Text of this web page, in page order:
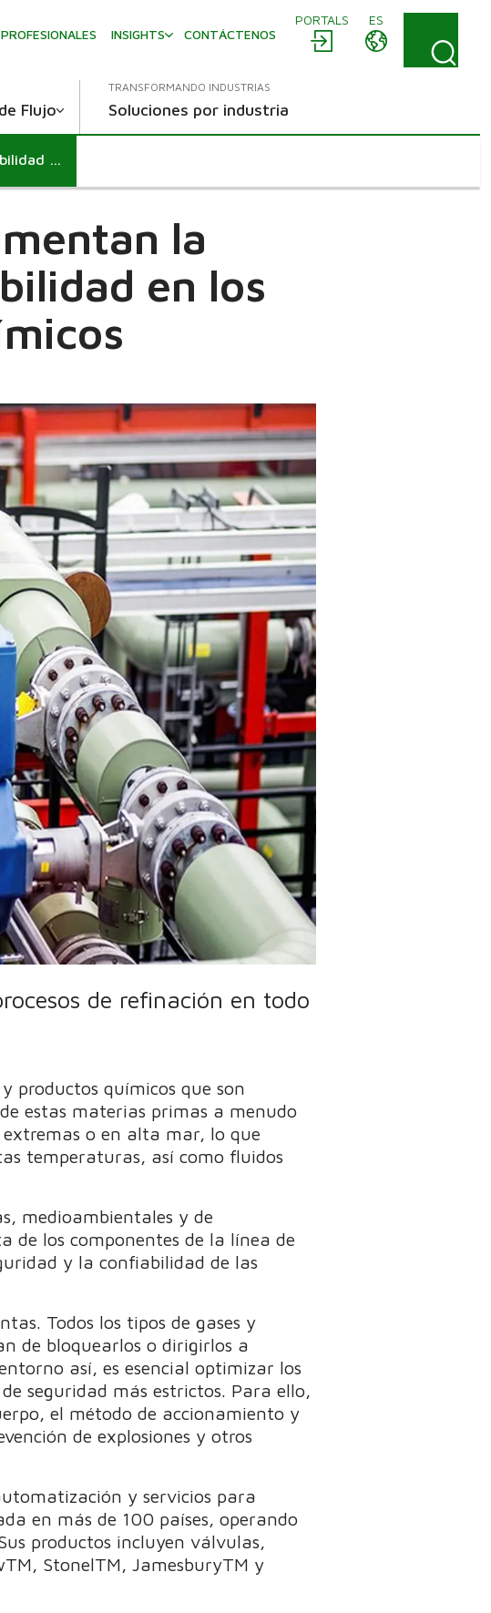
PORTALS
ES
INSIGHTS CONTÁCTENOS
Flujo
TRANSFORMANDO INDUSTRIAS
Soluciones por industria
Válvulas de control aumentan la productividad y la confiabilidad en los procesos petroquímicos
la
en los
de refinación en todo
productos químicos que son
estas materias primas a menudo
extremas o en alta mar, lo que
temperaturas, así como fluidos
medioambientales y de
de los componentes de la línea de
y la confiabilidad de las
Todos los tipos de gases y
de bloquearlos o dirigirlos a
así, es esencial optimizar los
seguridad más estrictos. Para ello,
el método de accionamiento y
de explosiones y otros
y servicios para
en más de 100 países, operando
productos incluyen válvulas,
StonelTM, JamesburyTM y